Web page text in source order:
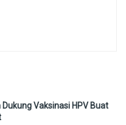
Vaksinasi HPV Buat